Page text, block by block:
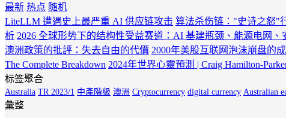
最新 热点 随机
LiteLLM 遭遇史上最严重 AI 供应链攻击 算法杀伤链："史诗之怒"
析 2026 全球形势下的结构性受益赛道：AI 基建瓶颈、能源电网、
澳洲政策的批評：失去自由的代價 2000年美股互联网泡沫崩盘的
The Complete Breakdown 2024年世界心靈預測 | Craig Hamilton-
标签聚合
Australia TR 2023/1 中產階級 澳洲 Cryptocurrency digital currency Australian
彙整